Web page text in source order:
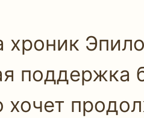
хроник
поддержка
хочет